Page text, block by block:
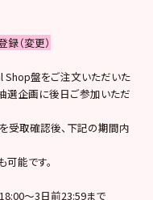
（変更）
Shop盤をご注文いただいた
選企画に後日ご参加いただ
受取確認後、下記の期間内
可能です。
～3日前23:59まで